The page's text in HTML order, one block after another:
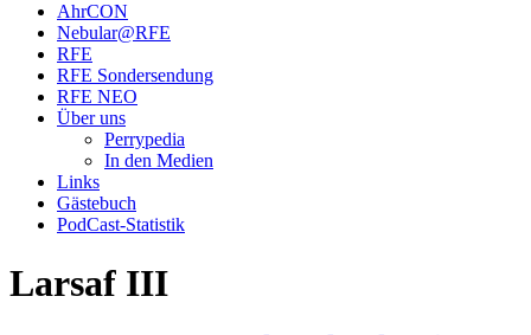
AhrCON
Nebular@RFE
RFE
RFE Sondersendung
RFE NEO
Über uns
Perrypedia
In den Medien
Links
Gästebuch
PodCast-Statistik
Larsaf III